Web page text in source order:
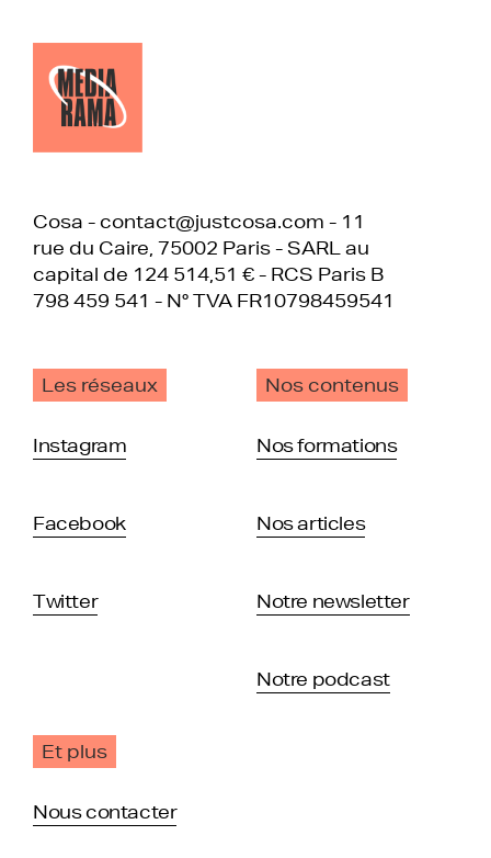
Cosa - contact@justcosa.com - 11
rue du Caire, 75002 Paris - SARL au
capital de 124 514,51 € - RCS Paris B
798 459 541 - N° TVA FR10798459541
Les réseaux
Instagram
Facebook
Twitter
Nos contenus
Nos formations
Nos articles
Notre newsletter
Notre podcast
Et plus
Nous contacter